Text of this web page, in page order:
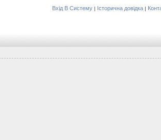
Вхід В Систему | Історична довідка |